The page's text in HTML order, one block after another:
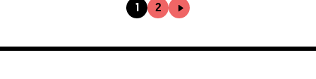
correcto que debe […]
1 2